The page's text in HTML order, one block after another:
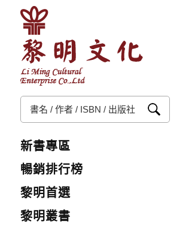
新書專區
暢銷排行榜
黎明首選
黎明叢書